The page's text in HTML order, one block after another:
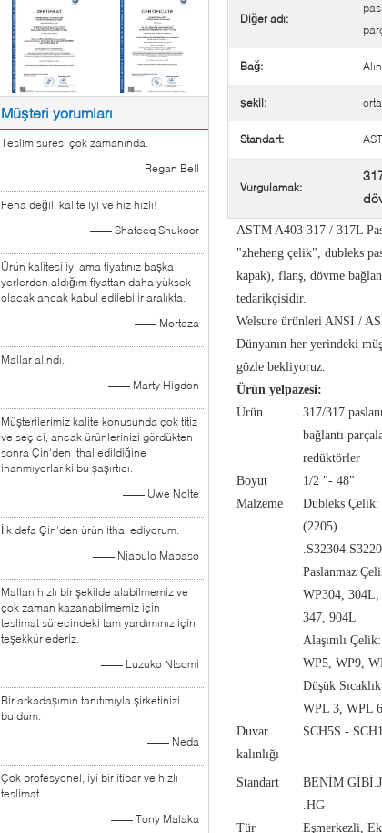
Müşteri yorumları
Teslim süresi çok zamanında.
—— Regan Bell
Fena değil, kalite iyi ve hız hızlı!
—— Shafeeq Shukoor
Ürün kalitesi iyi ama fiyatınız başka
yerlerden aldığım fiyattan daha yüksek
olacak ancak kabul edilebilir aralıkta.
—— Morteza
Mallar alındı.
—— Marty Higdon
Müşterilerimiz kalite konusunda çok titiz
ve seçici, ancak ürünlerinizi gördükten
sonra Çin'den ithal edildiğine
inanmıyorlar ki bu şaşırtıcı.
—— Uwe Nolte
İlk defa Çin'den ürün ithal ediyorum.
—— Njabulo Mabaso
Malları hızlı bir şekilde alabilmemiz ve
çok zaman kazanabilmemiz için
teslimat sürecindeki tam yardımınız için
teşekkür ederiz.
—— Luzuko Ntsomi
Bir arkadaşımın tanıtımıyla şirketinizi
buldum.
—— Neda
Çok profesyonel, iyi bir itibar ve hızlı
teslimat.
—— Tony Malaka
Diğer adı:
Bağ:
şekil:
Standart:
Vurgulamak:
ASTM A403 317 / 317L
"zheheng çelik", dubleks
kapak), flanş, dövme
tedarikçisidir.
Welsure ürünleri ANSI /
Dünyanın her yerindeki
gözle bekliyoruz.
Ürün yelpazesi:
Ürün
317/317
bağlantı
redüktörler
Boyut
1/2 "- 48"
Malzeme
Dubleks Çelik:
(2205)
Paslanmaz
WP304,
347, 904L
Alaşımlı
WP5, WP9,
Düşük
WPL 3, WPL 6
Duvar
kalınlığı
SCH5S -
Standart
BENİM
.HG
Tür
Eşmerkezli,